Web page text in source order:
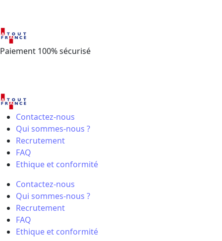
Paiement 100% sécurisé
Contactez-nous
Qui sommes-nous ?
Recrutement
FAQ
Ethique et conformité
Contactez-nous
Qui sommes-nous ?
Recrutement
FAQ
Ethique et conformité